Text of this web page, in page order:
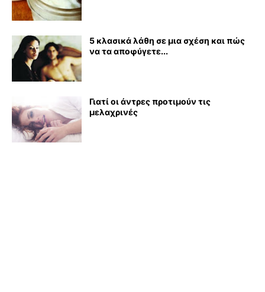
5 κλασικά λάθη σε μια σχέση και πώς
να τα αποφύγετε...
Γιατί οι άντρες προτιμούν τις
μελαχρινές